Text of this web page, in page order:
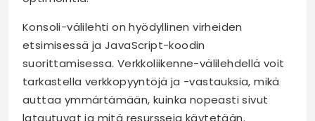
Konsoli-välilehti on hyödyllinen virheiden
etsimisessä ja JavaScript-koodin
suorittamisessa. Verkkoliikenne-välilehdellä voit
tarkastella verkkopyyntöjä ja -vastauksia, mikä
auttaa ymmärtämään, kuinka nopeasti sivut
latautuvat ja mitä resursseja käytetään.